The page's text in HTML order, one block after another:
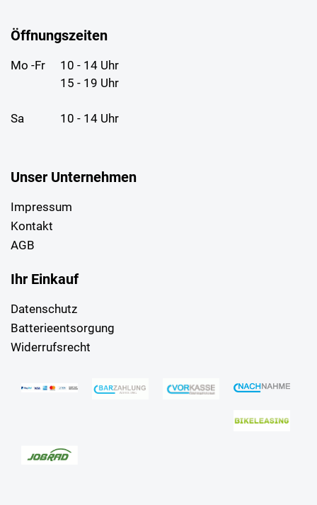
Öffnungszeiten
Mo -Fr
10 - 14 Uhr
15 - 19 Uhr
Sa 10 - 14 Uhr
Unser Unternehmen
Impressum
Kontakt
AGB
Ihr Einkauf
Datenschutz
Batterieentsorgung
Widerrufsrecht